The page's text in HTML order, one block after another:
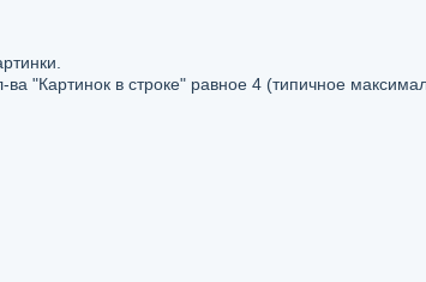
"Картинок в строке" равное 4 (типичное